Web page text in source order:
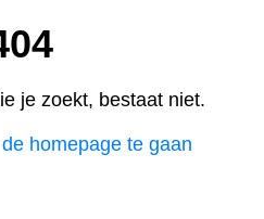
je zoekt, bestaat niet.
homepage te gaan